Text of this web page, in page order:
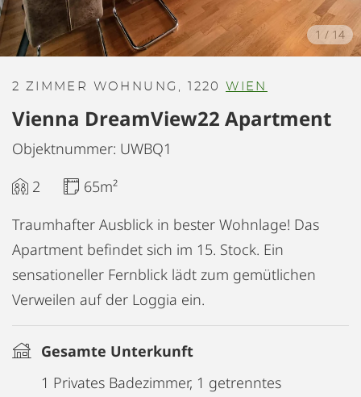
1 / 14
2 ZIMMER WOHNUNG, 1220 WIEN
Vienna DreamView22 Apartment
Objektnummer: UWBQ1
2
65m²
Traumhafter Ausblick in bester Wohnlage! Das
Apartment befindet sich im 15. Stock. Ein
sensationeller Fernblick lädt zum gemütlichen
Verweilen auf der Loggia ein.
Gesamte Unterkunft
1 Privates Badezimmer, 1 getrenntes